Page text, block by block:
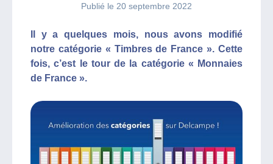
Publié le 20 septembre 2022
Il y a quelques mois, nous avons modifié
notre catégorie « Timbres de France ». Cette
fois, c’est le tour de la catégorie « Monnaies
de France ».